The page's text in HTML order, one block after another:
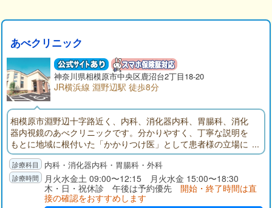
あべクリニック
神奈川県相模原市中央区鹿沼台2丁目18-20
JR横浜線 淵野辺駅 徒歩8分
相模原市淵野辺十字路近く、内科、消化器内科、胃腸科、消化
器内視鏡のあべクリニックです。分かりやすく、丁寧な説明を
もとに地域に根付いた「かかりつけ医」として患者様の立場に
立った医療を目指します。胃内視鏡（胃カメラ）は経口内視鏡
も経鼻内視鏡(鼻からの内視鏡)も可能で、患者様各々に合った方
法で行います。大腸内視鏡も負担の少ない方法で行うように努
めます。軽いケガ、肛門疾患、皮膚疾患も拝見いたします。気
になる症状や具合の悪いところがあれば遠慮なくご相談下さ
内科・消化器内科・胃腸科・外科
月火水金土 09:00〜12:15 月火水金 15:00〜18:30
木・日・祝休診 午後は予約優先 開始・終了時間は直
接の確認をおすすめします